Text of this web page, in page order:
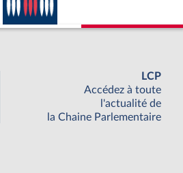
LCP
Accédez à toute
l'actualité de
la Chaine Parlementaire